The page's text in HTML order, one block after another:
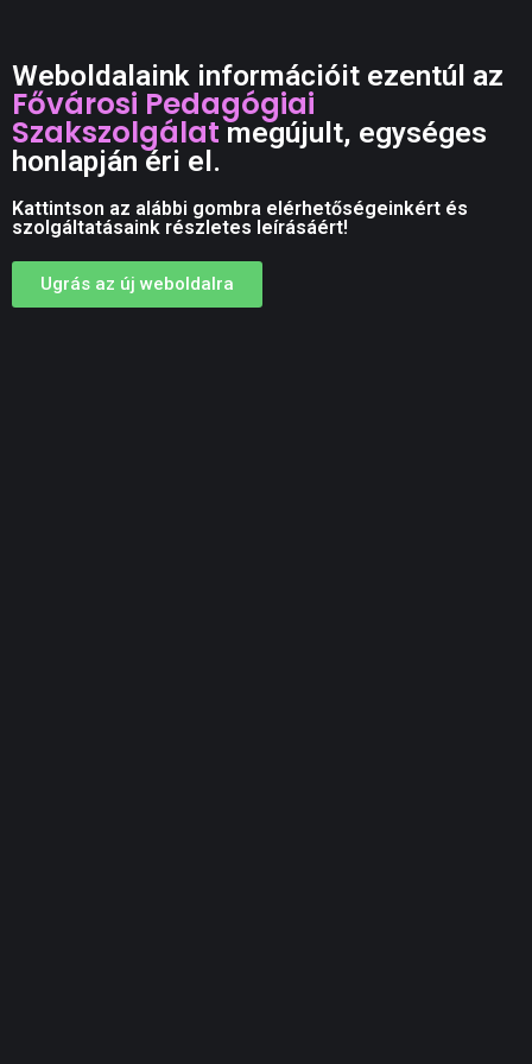
Weboldalaink információit ezentúl az
Fővárosi Pedagógiai
Szakszolgálatmegújult, egységes
honlapján éri el.
Kattintson az alábbi gombra elérhetőségeinkért és
szolgáltatásaink részletes leírásáért!
Ugrás az új weboldalra